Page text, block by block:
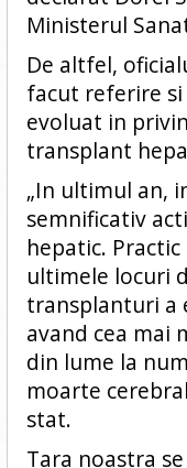
Ministerul
De altfel,
facut referire
evoluat in
transplant
„In ultimul an,
semnificativ
hepatic.
ultimele locuri
transplanturi a
avand cea mai
din lume la
moarte
stat.
Tara noastra